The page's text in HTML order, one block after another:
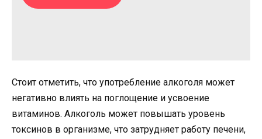
Стоит отметить, что употребление алкоголя может
негативно влиять на поглощение и усвоение
витаминов. Алкоголь может повышать уровень
токсинов в организме, что затрудняет работу печени,